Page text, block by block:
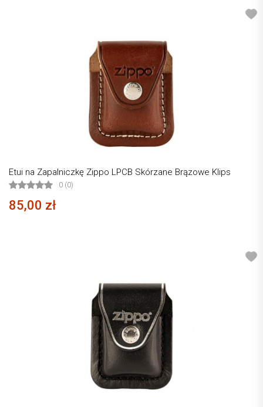
Etui na Zapalniczkę Zippo LPCB Skórzane Brązowe Klips
0 (0)
85,00 zł